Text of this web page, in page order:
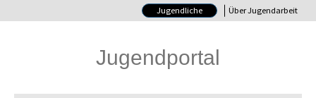
Jugendliche Über Jugendarbeit
Jugendportal